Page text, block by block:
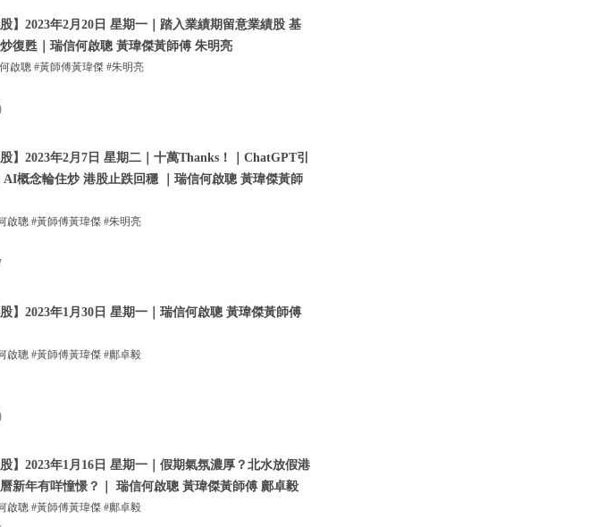
股】2023年2月20日 星期一｜踏入業績期留意業績股 基
復甦｜瑞信何啟聰 黃瑋傑黃師傅 朱明亮
啟聰 #黃師傅黃瑋傑 #朱明亮
股】2023年2月7日 星期二｜十萬Thanks！｜ChatGPT引
AI概念輪住炒 港股止跌回穩 ｜瑞信何啟聰 黃瑋傑黃師
啟聰 #黃師傅黃瑋傑 #朱明亮
股】2023年1月30日 星期一｜瑞信何啟聰 黃瑋傑黃師傅
啟聰 #黃師傅黃瑋傑 #鄺卓毅
股】2023年1月16日 星期一｜假期氣氛濃厚？北水放假港
新年有咩憧憬？｜ 瑞信何啟聰 黃瑋傑黃師傅 鄺卓毅
啟聰 #黃師傅黃瑋傑 #鄺卓毅